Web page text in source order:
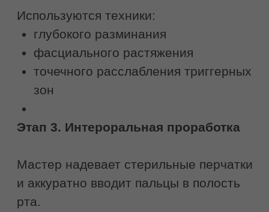
Антивозрастная процедура
для борьбы с морщинами с
БУККАЛЬНЫЙ